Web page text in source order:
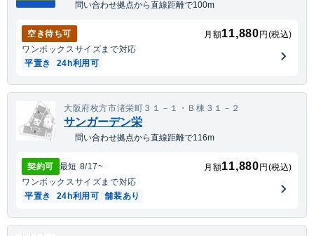
問い合わせ拠点から直線距離で100m
空き待ち可 月額11,880 円(税込)
ワンボックスサイズまで対応
平置き
24h利用可
大阪府枚方市渚栄町３１－１・Ｂ棟３１－２
サンガーデン栄
問い合わせ拠点から直線距離で116m
契約可 最短 8/17~ 月額11,880 円(税込)
ワンボックスサイズまで対応
平置き
24h利用可 舗装あり